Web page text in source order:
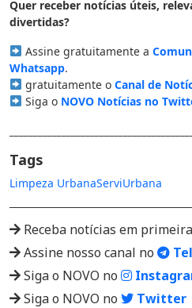
Quer receber notícias úteis,
divertidas?
Assine gratuitamente a
Whatsapp.
gratuitamente o Canal de
Siga o NOVO Notícias no
Tags
Limpeza UrbanaServiUrbana
Receba notícias em
Assine nosso canal no
Siga o NOVO no
Siga o NOVO no
Twitter